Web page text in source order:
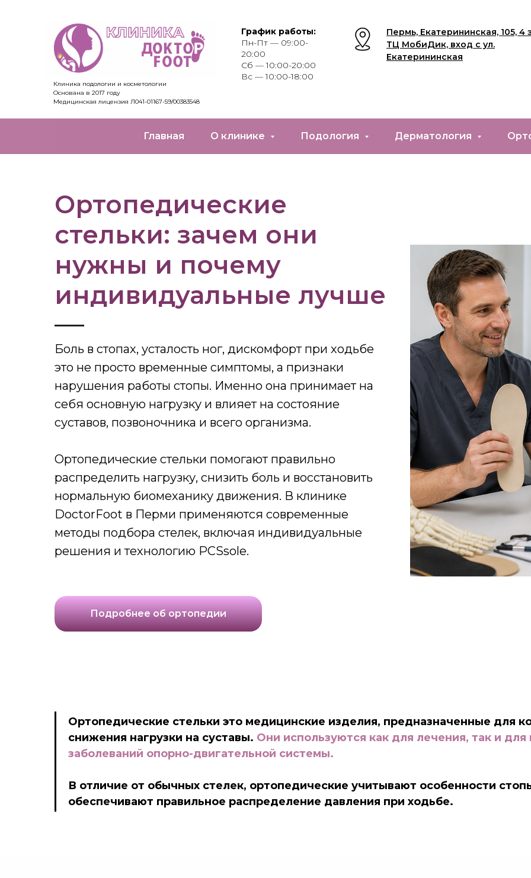
Клиника подологии и косметологии
Основана в 2017 году
Медицинская лицензия Л041-01167-59/00383548
Пермь, Екатерининская, 105, 4
ТЦ МобиДик, вход с ул.
Екатерининская
График работы:
Пн-Пт — 09:00-
20:00
Сб — 10:00- 20:00
Вс — 10:00-18:00
Главная О клинике Подология Дерматология
Ортопедические
стельки: зачем они
нужны и почему
индивидуальные лучше
Боль в стопах, усталость ног, дискомфорт при ходьбе
это не просто временные симптомы, а признаки
нарушения работы стопы. Именно она принимает на
себя основную нагрузку и влияет на состояние
суставов, позвоночника и всего организма.
Ортопедические стельки помогают правильно
распределить нагрузку, снизить боль и восстановить
нормальную биомеханику движения. В клинике
DoctorFoot в Перми применяются современные
методы подбора стелек, включая индивидуальные
решения и технологию PCSsole.
Подробнее об ортопедии
Ортопедические стельки это медицинские изделия, предназначенные для
снижения нагрузки на суставы. Они используются как для лечения, так и
заболеваний опорно-двигательной системы.
В отличие от обычных стелек, ортопедические учитывают особенности
обеспечивают правильное распределение давления при ходьбе.